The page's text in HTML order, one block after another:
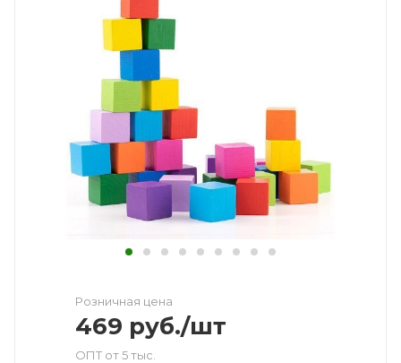
Розничная цена
469 руб./шт
ОПТ от 5 тыс.